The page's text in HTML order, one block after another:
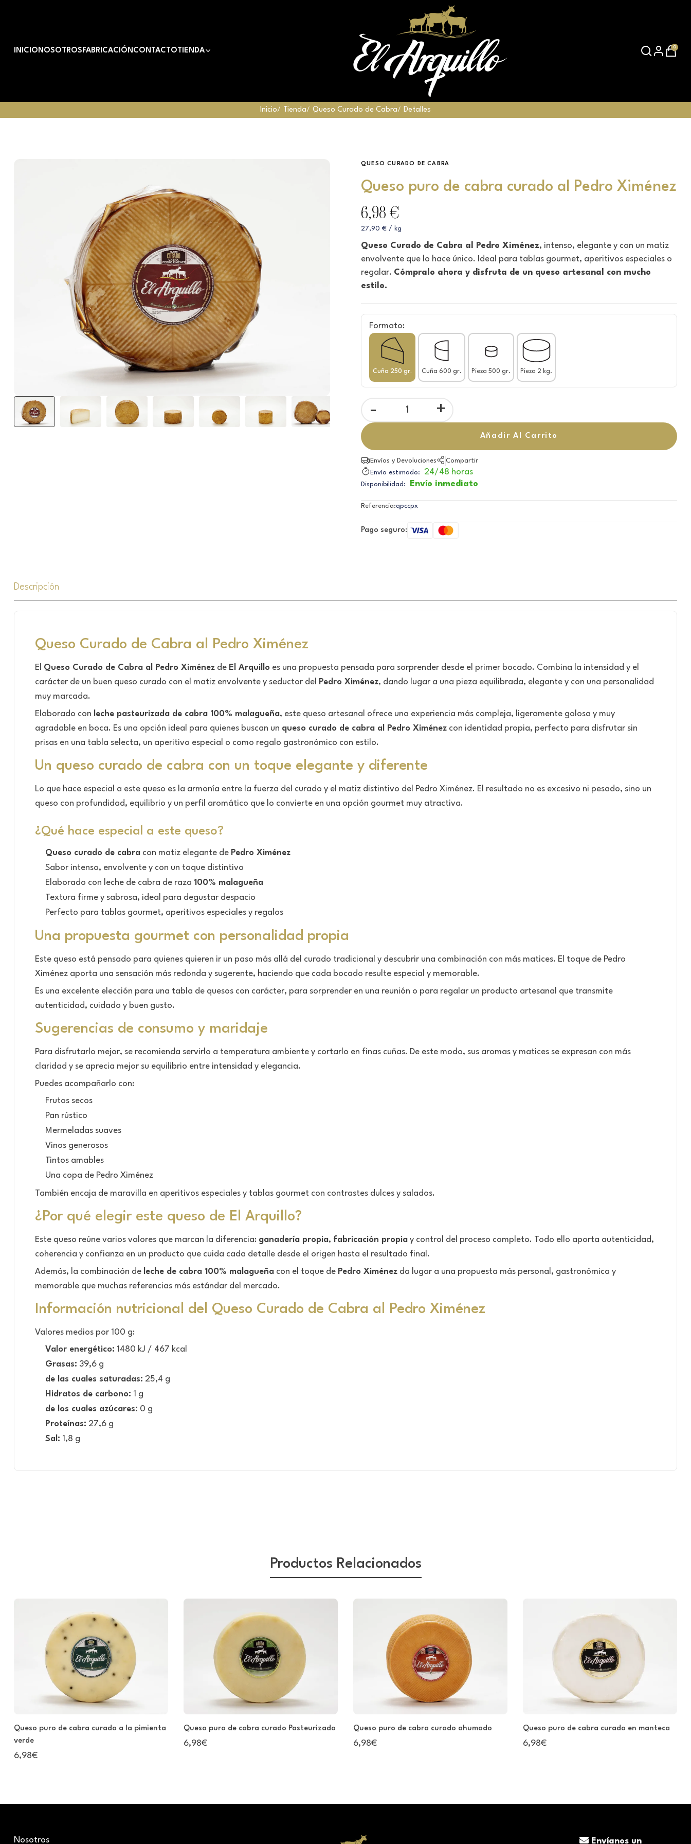
INICIONOSOTROSFABRICACIÓNCONTACTO TIENDA 0
Inicio Tienda Queso Curado de Cabra Detalles
QUESO CURADO DE CABRA
Queso puro de cabra curado al Pedro Ximénez
6,98 €
27,90 € / kg
Queso Curado de Cabra al Pedro Ximénez, intenso, elegante y con un matiz
envolvente que lo hace único. Ideal para tablas gourmet, aperitivos especiales o
regalar. Cómpralo ahora y disfruta de un queso artesanal con mucho
estilo.
Formato:
Cuña 250 gr. Cuña 600 gr. Pieza 500 gr. Pieza 2 kg.
- +
Añadir Al Carrito
Envíos y Devoluciones
Compartir
Envío estimado: 24/48 horas
Disponibilidad: Envío inmediato
Referencia:qpccpx
Pago seguro:
Descripción
Queso Curado de Cabra al Pedro Ximénez
El Queso Curado de Cabra al Pedro Ximénez de El Arquillo es una propuesta pensada para sorprender desde el primer bocado. Combina la intensidad y el
carácter de un buen queso curado con el matiz envolvente y seductor del
Pedro Ximénez, dando lugar a una pieza equilibrada, elegante y con una personalidad
muy marcada.
Elaborado con leche pasteurizada de cabra 100% malagueña, este queso artesanal ofrece una experiencia más compleja, ligeramente golosa y muy
agradable en boca. Es una opción ideal para quienes buscan un queso curado de cabra al Pedro Ximénez con identidad propia, perfecto para disfrutar sin
prisas en una tabla selecta, un aperitivo especial o como regalo gastronómico con estilo.
Un queso curado de cabra con un toque elegante y diferente
Lo que hace especial a este queso es la armonía entre la fuerza del curado y el matiz distintivo del Pedro Ximénez. El resultado no es excesivo ni pesado, sino un
queso con profundidad, equilibrio y un perfil aromático que lo convierte en una opción gourmet muy atractiva.
¿Qué hace especial a este queso?
Queso curado de cabra con matiz elegante de Pedro Ximénez
Sabor intenso, envolvente y con un toque distintivo
Elaborado con leche de cabra de raza 100% malagueña
Textura firme y sabrosa, ideal para degustar despacio
Perfecto para tablas gourmet, aperitivos especiales y regalos
Una propuesta gourmet con personalidad propia
Este queso está pensado para quienes quieren ir un paso más allá del curado tradicional y descubrir una combinación con más matices. El toque de Pedro
Ximénez aporta una sensación más redonda y sugerente, haciendo que cada bocado resulte especial y memorable.
Es una excelente elección para una tabla de quesos con carácter, para sorprender en una reunión o para regalar un producto artesanal que transmite
autenticidad, cuidado y buen gusto.
Sugerencias de consumo y maridaje
Para disfrutarlo mejor, se recomienda servirlo a temperatura ambiente y cortarlo en finas cuñas. De este modo, sus aromas y matices se expresan con más
claridad y se aprecia mejor su equilibrio entre intensidad y elegancia.
Puedes acompañarlo con:
Frutos secos
Pan rústico
Mermeladas suaves
Vinos generosos
Tintos amables
Una copa de Pedro Ximénez
También encaja de maravilla en aperitivos especiales y tablas gourmet con contrastes dulces y salados.
¿Por qué elegir este queso de El Arquillo?
Este queso reúne varios valores que marcan la diferencia: ganadería propia, fabricación propia y control del proceso completo. Todo ello aporta autenticidad,
coherencia y confianza en un producto que cuida cada detalle desde el origen hasta el resultado final.
Además, la combinación de leche de cabra 100% malagueña con el toque de Pedro Ximénez da lugar a una propuesta más personal, gastronómica y
memorable que muchas referencias más estándar del mercado.
Información nutricional del Queso Curado de Cabra al Pedro Ximénez
Valores medios por 100 g:
Valor energético: 1480 kJ / 467 kcal
Grasas: 39,6 g
de las cuales saturadas: 25,4 g
Hidratos de carbono: 1 g
de los cuales azúcares: 0 g
Proteínas: 27,6 g
Sal: 1,8 g
Productos Relacionados
Queso puro de cabra curado a la pimienta
verde
6,98€
Queso puro de cabra curado Pasteurizado
6,98€
Queso puro de cabra curado ahumado
6,98€
Queso puro de cabra curado en manteca
6,98€
Nosotros Envíanos un